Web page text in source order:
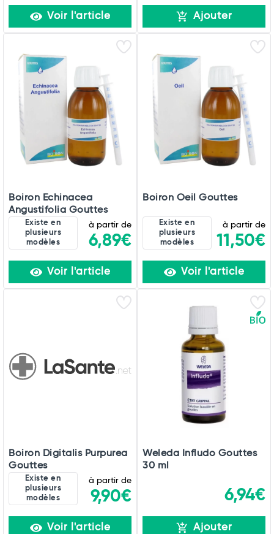
Voir l'article Ajouter
Boiron Echinacea
Angustifolia Gouttes
Existe en
plusieurs
modèles
à partir de
6,89€
Voir l'article
Boiron Oeil Gouttes
Existe en
plusieurs
modèles
à partir de
11,50€
Voir l'article
Boiron Digitalis Purpurea
Gouttes
Existe en
plusieurs
modèles
à partir de
9,90€
Voir l'article
Weleda Infludo Gouttes
30 ml
6,94€
Ajouter